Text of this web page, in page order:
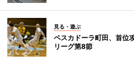
見る・遊ぶ
ペスカドーラ町田、首
リーグ第8節